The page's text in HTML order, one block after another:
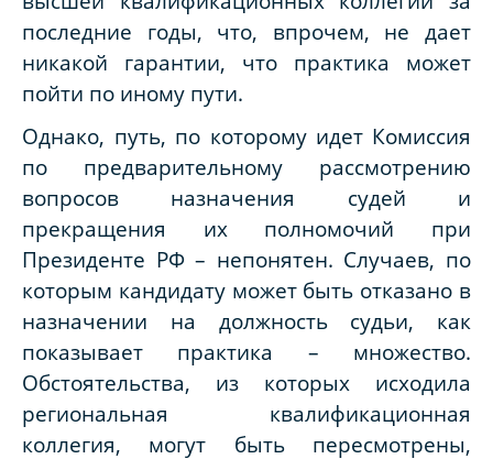
последние годы, что, впрочем, не дает
никакой гарантии, что практика может
пойти по иному пути.
Однако, путь, по которому идет Комиссия
по предварительному рассмотрению
вопросов назначения судей и
прекращения их полномочий при
Президенте РФ – непонятен. Случаев, по
которым кандидату может быть отказано в
назначении на должность судьи, как
показывает практика – множество.
Обстоятельства, из которых исходила
региональная квалификационная
коллегия, могут быть пересмотрены,